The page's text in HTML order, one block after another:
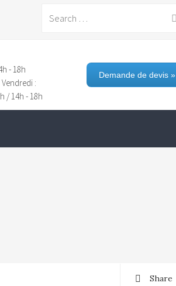
Demande de devis »
- 18h
:
/ 14h - 18h
Share